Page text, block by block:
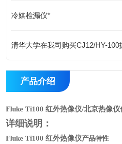
冷媒检漏仪*
清华大学在我司购买CJ12/HY-100
产品介绍
Fluke Ti100 红外热像仪/北京热像仪
详细说明 ：
Fluke Ti100 红外热像仪产品特性